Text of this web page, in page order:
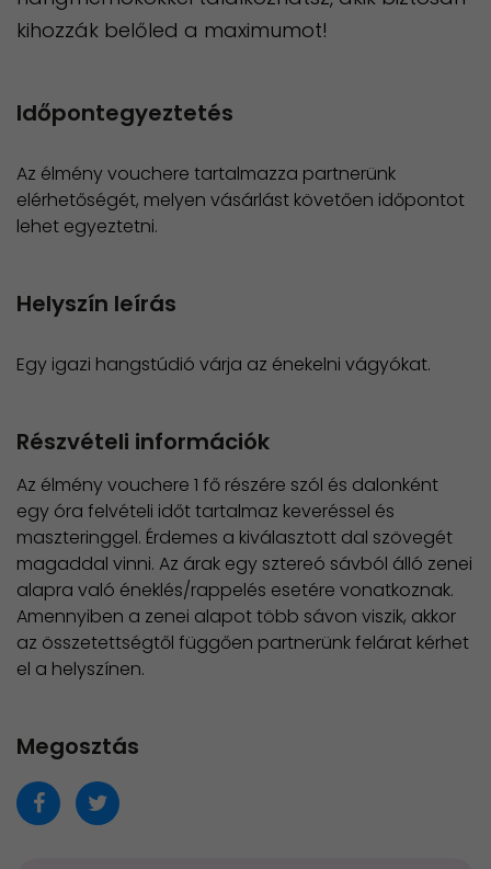
kihozzák belőled a maximumot!
Időpontegyeztetés
Az élmény vouchere tartalmazza partnerünk
elérhetőségét, melyen vásárlást követően időpontot
lehet egyeztetni.
Helyszín leírás
Egy igazi hangstúdió várja az énekelni vágyókat.
Részvételi információk
Az élmény vouchere 1 fő részére szól és dalonként
egy óra felvételi időt tartalmaz keveréssel és
maszteringgel. Érdemes a kiválasztott dal szövegét
magaddal vinni. Az árak egy sztereó sávból álló zenei
alapra való éneklés/rappelés esetére vonatkoznak.
Amennyiben a zenei alapot több sávon viszik, akkor
az összetettségtől függően partnerünk felárat kérhet
el a helyszínen.
Megosztás